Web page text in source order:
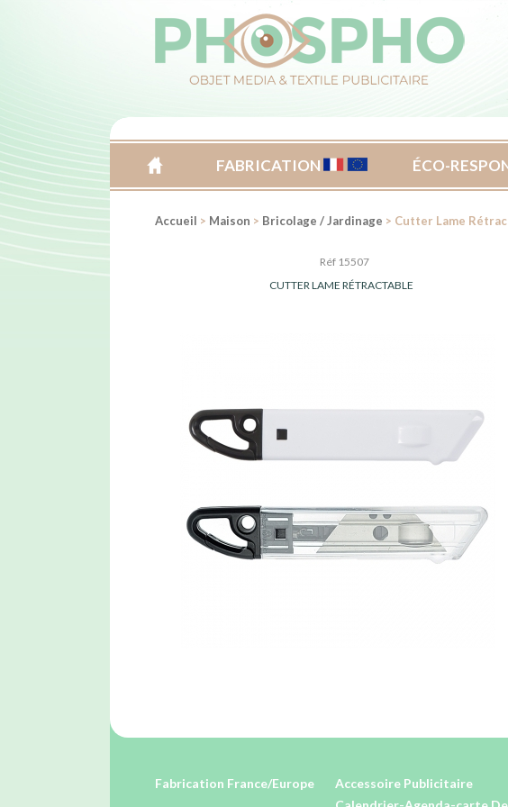
ACCUEIL
FABRICATION ÉCO-
Accueil > Maison > Bricolage / Jardinage > Cutter Lame
Réf 15507
CUTTER LAME RÉTRACTABLE
Fabrication France/Europe Accessoire Publicitaire